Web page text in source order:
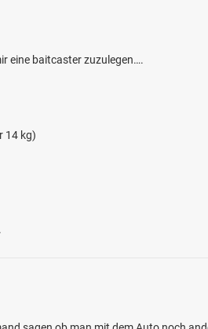
eine baitcaster zuzulegen….
14 kg)